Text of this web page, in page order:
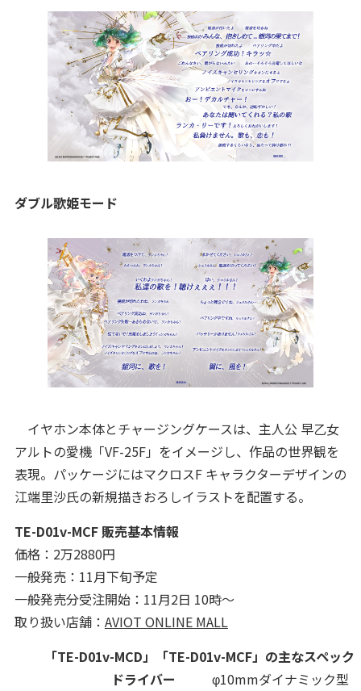
ダブル歌姫モード
イヤホン本体とチャージングケースは、主人公 早乙女
アルトの愛機「VF-25F」をイメージし、作品の世界観を
表現。パッケージにはマクロスF キャラクターデザインの
江端里沙氏の新規描きおろしイラストを配置する。
TE-D01v-MCF 販売基本情報
価格：2万2880円
一般発売：11月下旬予定
一般発売分受注開始：11月2日 10時〜
取り扱い店舗： AVIOT ONLINE MALL
「TE-D01v-MCD」「TE-D01v-MCF」の主なスペック
ドライバー
φ10mmダイナミック型